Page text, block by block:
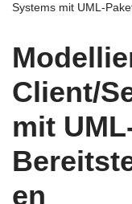
Systems mit UML-
Client/
mit
en